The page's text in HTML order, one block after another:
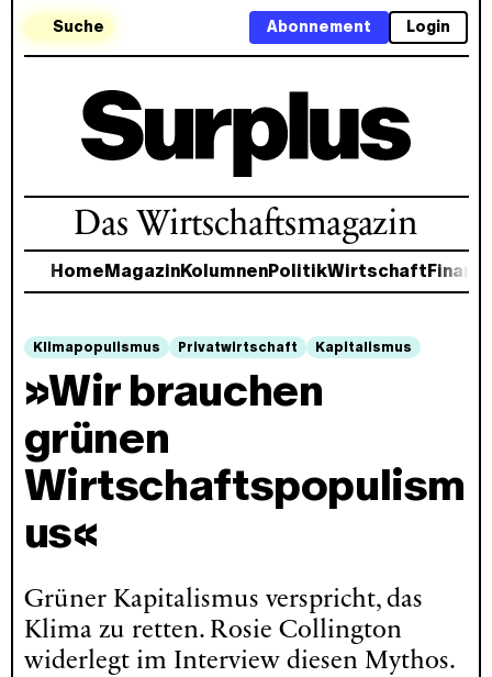
Suche Login
Abonnement
Das Wirtschaftsmagazin
Home MagazinKolumnenPolitikWirtschaft
Klimapopulismus Privatwirtschaft Kapitalismus
»Wir brauchen
grünen
Wirtschaftspopulism
us«
Grüner Kapitalismus verspricht, das
Klima zu retten. Rosie Collington
widerlegt im Interview diesen Mythos.